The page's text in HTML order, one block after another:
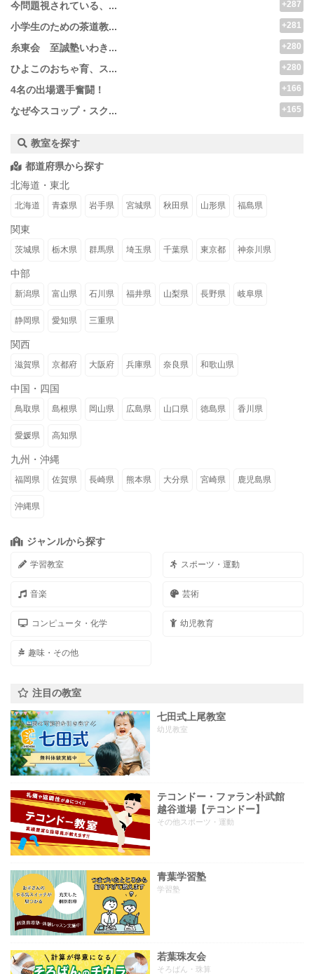
今問題視されている、... +287
小学生のための茶道教... +281
糸東会 至誠塾いわき... +280
ひよこのおちゃ育、ス... +280
4名の出場選手奮闘！ +166
なぜ今スコップ・スク... +165
教室を探す
都道府県から探す
北海道・東北
北海道 青森県 岩手県 宮城県 秋田県 山形県 福島県
関東
茨城県 栃木県 群馬県 埼玉県 千葉県 東京都 神奈川県
中部
新潟県 富山県 石川県 福井県 山梨県 長野県 岐阜県
静岡県 愛知県 三重県
関西
滋賀県 京都府 大阪府 兵庫県 奈良県 和歌山県
中国・四国
鳥取県 島根県 岡山県 広島県 山口県 徳島県 香川県
愛媛県 高知県
九州・沖縄
福岡県 佐賀県 長崎県 熊本県 大分県 宮崎県 鹿児島県
沖縄県
ジャンルから探す
学習教室 スポーツ・運動
音楽 芸術
コンピュータ・化学 幼児教育
趣味・その他
注目の教室
七田式上尾教室
幼児教室
テコンドー・ファラン朴武館
越谷道場【テコンドー】
その他スポーツ・運動
青葉学習塾
学習塾
若葉珠友会
そろばん・珠算